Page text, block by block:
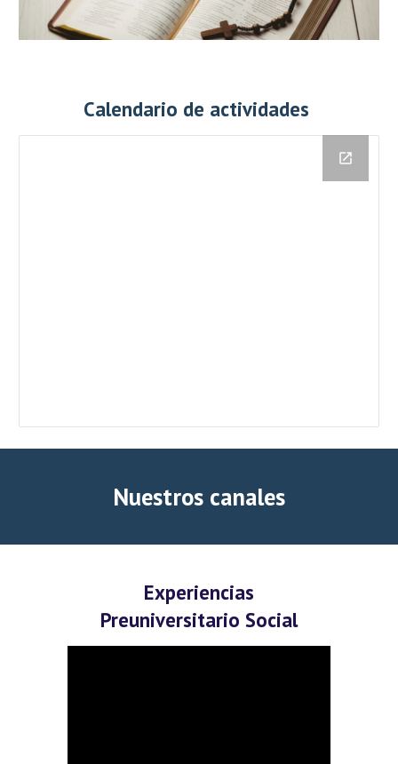
Calendario de actividades
Nuestros canales
Experiencias
Preuniversitario Social